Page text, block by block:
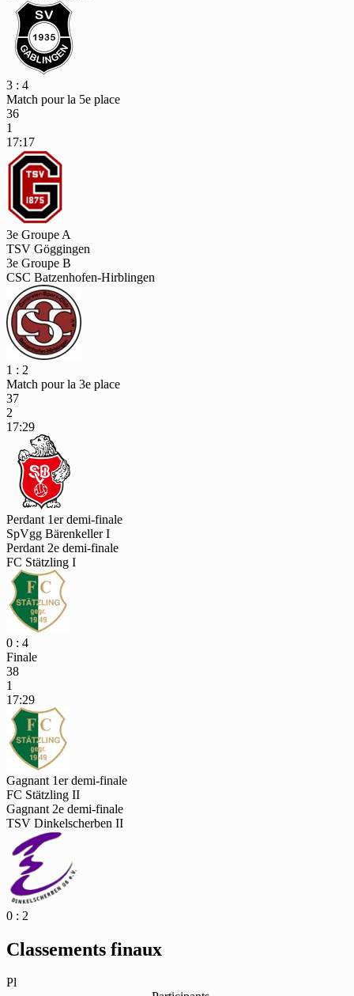
3 : 4
Match pour la 5e place
36
1
17:17
3e Groupe A
TSV Göggingen
3e Groupe B
CSC Batzenhofen-Hirblingen
1 : 2
Match pour la 3e place
37
2
17:29
Perdant 1er demi-finale
SpVgg Bärenkeller I
Perdant 2e demi-finale
FC Stätzling I
0 : 4
Finale
38
1
17:29
Gagnant 1er demi-finale
FC Stätzling II
Gagnant 2e demi-finale
TSV Dinkelscherben II
0 : 2
Classements finaux
Pl